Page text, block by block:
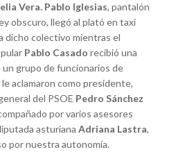
Vera. Pablo Iglesias, pantalón
obscuro, llegó al plató en taxi
dicho colectivo mientras el
Pablo Casado recibió una
grupo de funcionarios de
aclamaron como presidente,
del PSOE Pedro Sánchez
por varios asesores
asturiana Adriana Lastra,
por nuestra autonomía.